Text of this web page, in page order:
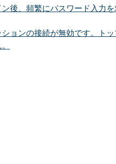
ン後、頻繁にパスワード入力を
ションの接続が無効です。ト